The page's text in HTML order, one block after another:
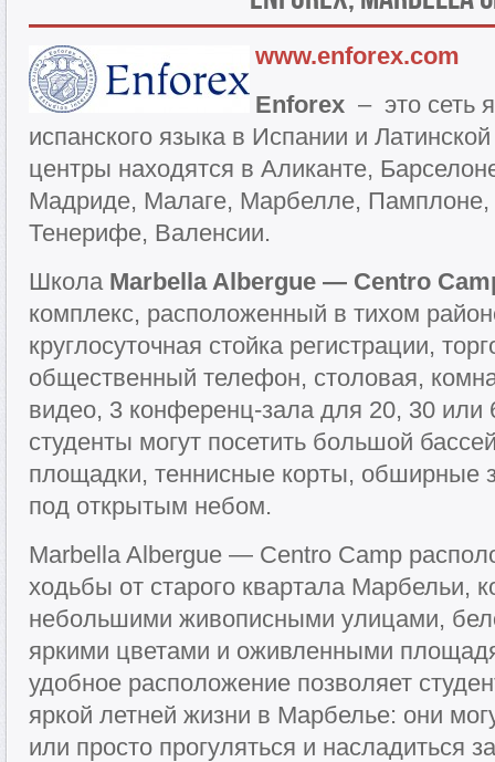
www.enforex.com
Enforex – это сеть
испанского языка в Испании и
центры находятся в Аликанте,
Мадриде, Малаге, Марбелле,
Тенерифе, Валенсии.
ШколаMarbella Albergue — Centro
комплекс, расположенный в тихом
круглосуточная стойка регистрации,
общественный телефон, столовая,
видео, 3 конференц-зала для 20, 30 или
студенты могут посетить большой
площадки, теннисные корты, обширные
под открытым небом.
Marbella Albergue — Centro Camp
ходьбы от старого квартала Марбельи,
небольшими живописными улицами,
яркими цветами и оживленными
удобное расположение позволяет
яркой летней жизни в Марбелье: они
или просто прогуляться и насладиться